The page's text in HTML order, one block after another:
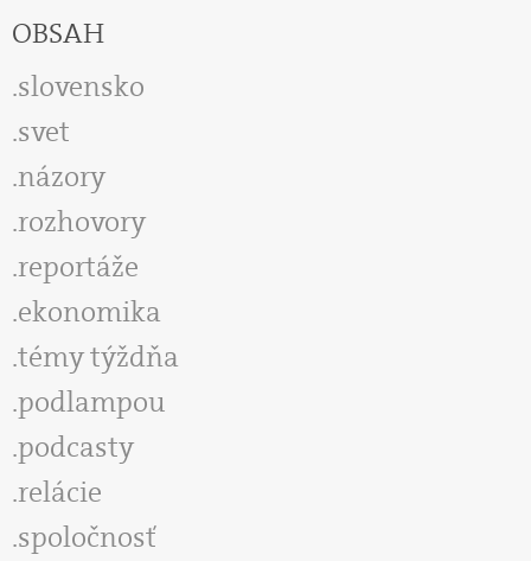
OBSAH
slovensko
svet
názory
rozhovory
reportáže
ekonomika
témy týždňa
podlampou
podcasty
relácie
spoločnosť